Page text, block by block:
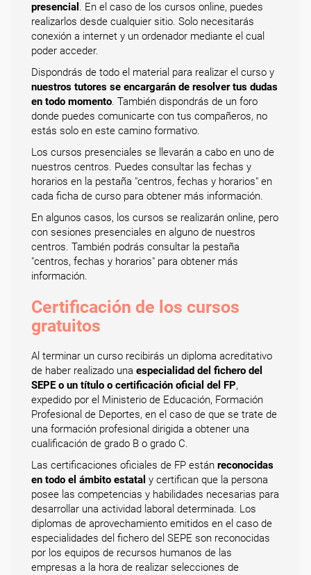
presencial . En el caso de los cursos online, puedes
realizarlos desde cualquier sitio. Solo necesitarás
conexión a internet y un ordenador mediante el cual
poder acceder.
Dispondrás de todo el material para realizar el curso y
nuestros tutores se encargarán de resolver tus dudas
en todo momento. También dispondrás de un foro
donde puedes comunicarte con tus compañeros, no
estás solo en este camino formativo.
Los cursos presenciales se llevarán a cabo en uno de
nuestros centros. Puedes consultar las fechas y
horarios en la pestaña "centros, fechas y horarios" en
cada ficha de curso para obtener más información.
En algunos casos, los cursos se realizarán online, pero
con sesiones presenciales en alguno de nuestros
centros. También podrás consultar la pestaña
"centros, fechas y horarios" para obtener más
información.
Certificación de los cursos
gratuitos
Al terminar un curso recibirás un diploma acreditativo
de haber realizado una especialidad del fichero del
SEPE o un título o certificación oficial del FP,
expedido por el Ministerio de Educación, Formación
Profesional de Deportes, en el caso de que se trate de
una formación profesional dirigida a obtener una
cualificación de grado B o grado C.
Las certificaciones oficiales de FP están reconocidas
en todo el ámbito estatal y certifican que la persona
posee las competencias y habilidades necesarias para
desarrollar una actividad laboral determinada. Los
diplomas de aprovechamiento emitidos en el caso de
especialidades del fichero del SEPE son reconocidas
por los equipos de recursos humanos de las
empresas a la hora de realizar selecciones de